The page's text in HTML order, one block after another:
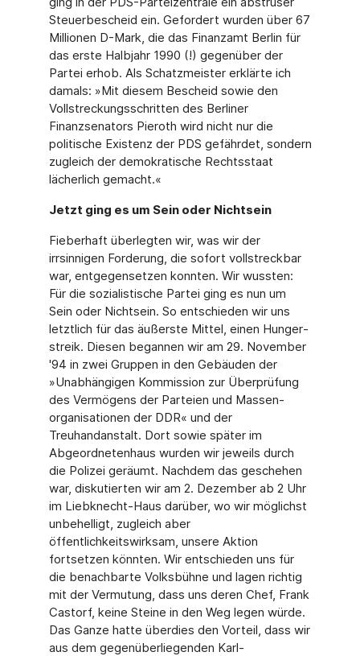
Steuerbescheid ein. Gefordert wurden über 67
Millionen D-Mark, die das Finanzamt Berlin für
das erste Halbjahr 1990 (!) gegenüber der
Partei erhob. Als Schatzmeister erklärte ich
damals: »Mit diesem Bescheid sowie den
Vollstreckungsschritten des Berliner
Finanzsenators Pieroth wird nicht nur die
politische Existenz der PDS gefährdet, sondern
zugleich der demokratische Rechtsstaat
lächerlich gemacht.«
Jetzt ging es um Sein oder Nichtsein
Fieberhaft überlegten wir, was wir der
irrsinnigen Forderung, die sofort vollstreckbar
war, entgegensetzen konnten. Wir wussten:
Für die sozialistische Partei ging es nun um
Sein oder Nichtsein. So entschieden wir uns
letztlich für das äußerste Mittel, einen Hunger­
streik. Diesen begannen wir am 29. November
'94 in zwei Gruppen in den Gebäuden der
»Unabhängigen Kommission zur Überprüfung
des Vermögens der Parteien und Massen­
organisationen der DDR« und der
Treuhandanstalt. Dort sowie später im
Abgeordneten­haus wurden wir jeweils durch
die Polizei geräumt. Nachdem das geschehen
war, disku­tierten wir am 2. Dezember ab 2 Uhr
im Liebknecht-Haus darüber, wo wir möglichst
unbe­helligt, zugleich aber
öffentlichkeitswirksam, unsere Aktion
fortsetzen könnten. Wir ent­schieden uns für
die benachbarte Volksbühne und lagen richtig
mit der Vermutung, dass uns deren Chef, Frank
Castorf, keine Steine in den Weg legen würde.
Das Ganze hatte überdies den Vorteil, dass wir
aus dem gegenüberliegenden Karl-